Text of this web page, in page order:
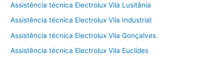
Assistência técnica Electrolux Vila Lusitânia
Assistência técnica Electrolux Vila Industrial
Assistência técnica Electrolux Vila Gonçalves
Assistência técnica Electrolux Vila Euclídes